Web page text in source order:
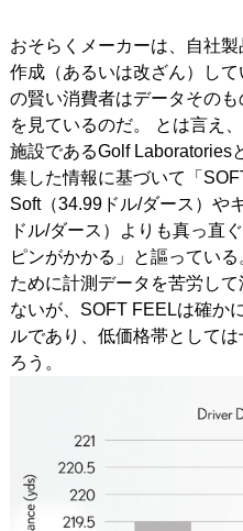
おそらくメーカーは、自社
作成（あるいは改ざん）し
の賢い消費者はデータその
を見ているのだ。 とは言え
施設であるGolf Laboratories
集した情報に基づいて「
Soft（34.99ドル/ダース）や
ドル/ダース）よりも真っ直
ピンがかかる」と謳ってい
ために計測データを苦労し
ないが、SOFT FEELは確か
ルであり、低価格帯として
ろう。